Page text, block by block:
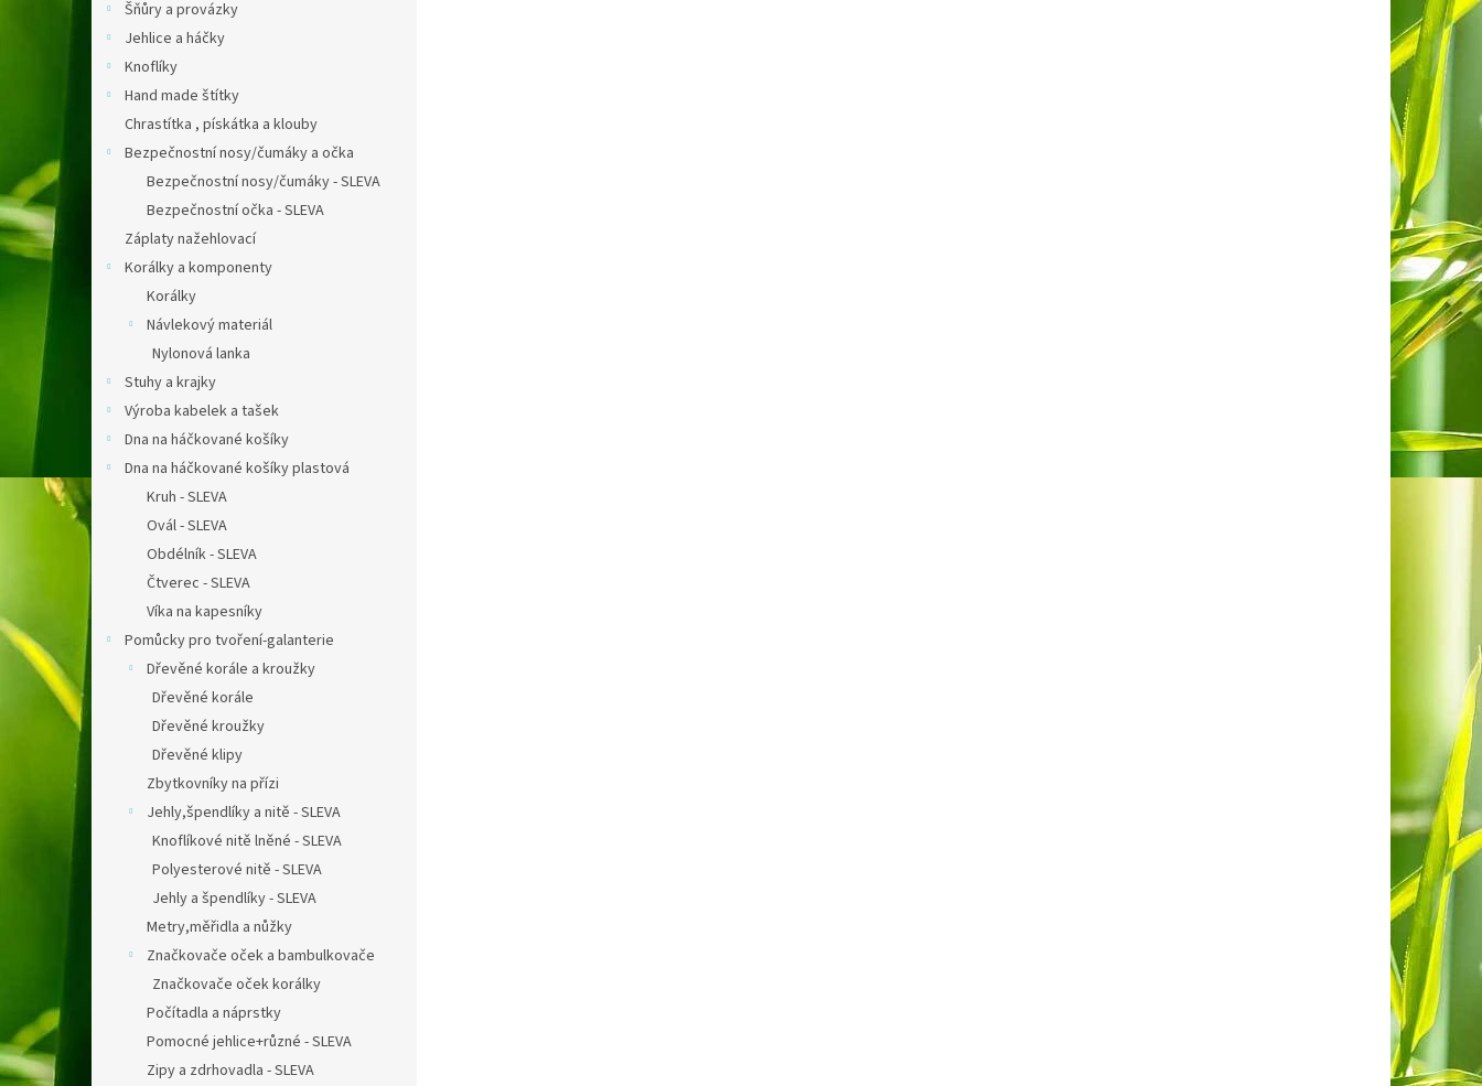
Šňůry a provázky
Jehlice a háčky
Knoflíky
Hand made štítky
Chrastítka , pískátka a klouby
Bezpečnostní nosy/čumáky a očka
Bezpečnostní nosy/čumáky - SLEVA
Bezpečnostní očka - SLEVA
Záplaty nažehlovací
Korálky a komponenty
Korálky
Návlekový materiál
Nylonová lanka
Stuhy a krajky
Výroba kabelek a tašek
Dna na háčkované košíky
Dna na háčkované košíky plastová
Kruh - SLEVA
Ovál - SLEVA
Obdélník - SLEVA
Čtverec - SLEVA
Víka na kapesníky
Pomůcky pro tvoření-galanterie
Dřevěné korále a kroužky
Dřevěné korále
Dřevěné kroužky
Dřevěné klipy
Zbytkovníky na přízi
Jehly,špendlíky a nitě - SLEVA
Knoflíkové nitě lněné - SLEVA
Polyesterové nitě - SLEVA
Jehly a špendlíky - SLEVA
Metry,měřidla a nůžky
Značkovače oček a bambulkovače
Značkovače oček korálky
Počítadla a náprstky
Pomocné jehlice+různé - SLEVA
Zipy a zdrhovadla - SLEVA